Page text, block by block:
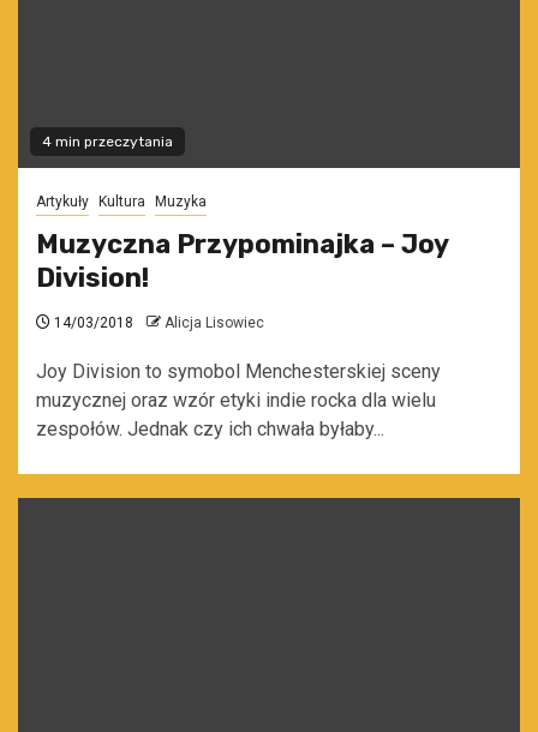
4 min przeczytania
Artykuły Kultura Muzyka
Muzyczna Przypominajka – Joy
Division!
14/03/2018 Alicja Lisowiec
Joy Division to symobol Menchesterskiej sceny
muzycznej oraz wzór etyki indie rocka dla wielu
zespołów. Jednak czy ich chwała byłaby...